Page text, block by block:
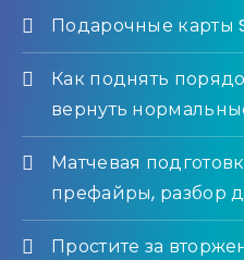
Подарочные карты
Как поднять
вернуть
Матчевая
префайры, разбор
Простите за